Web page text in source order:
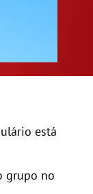
está
grupo no